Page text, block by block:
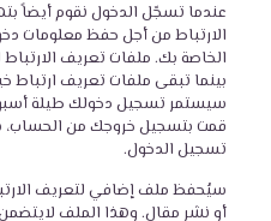
عندما تسجّل الدخول نقوم أيضاً
الارتباط من أجل حفظ معلومات
الخاصة بك. ملفات تعريف
بينما تبقى ملفات تعريف
سيستمر تسجيل دخولك طيلة
قمت بتسجيل خروجك من الحساب،
تسجيل الدخول.
سيُحفظ ملف إضافي لتعريف
أو نشر مقال. وهذا الملف